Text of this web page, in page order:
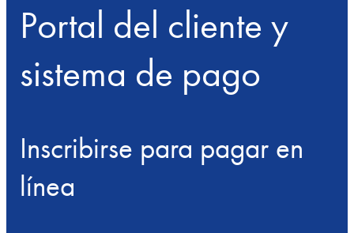
Portal del cliente y
sistema de pago
Inscribirse para pagar en
línea